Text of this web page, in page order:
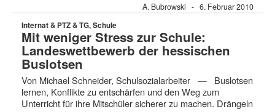
A. Bubrowski
6. Februar 2010
Internat & PTZ & TG, Schule
Mit weniger Stress zur Schule:
Landeswettbewerb der hessischen
Buslotsen
Von Michael Schneider, Schulsozialarbeiter — Buslotsen
lernen, Konflikte zu entschärfen und den Weg zum
Unterricht für ihre Mitschüler sicherer zu machen. Drängeln